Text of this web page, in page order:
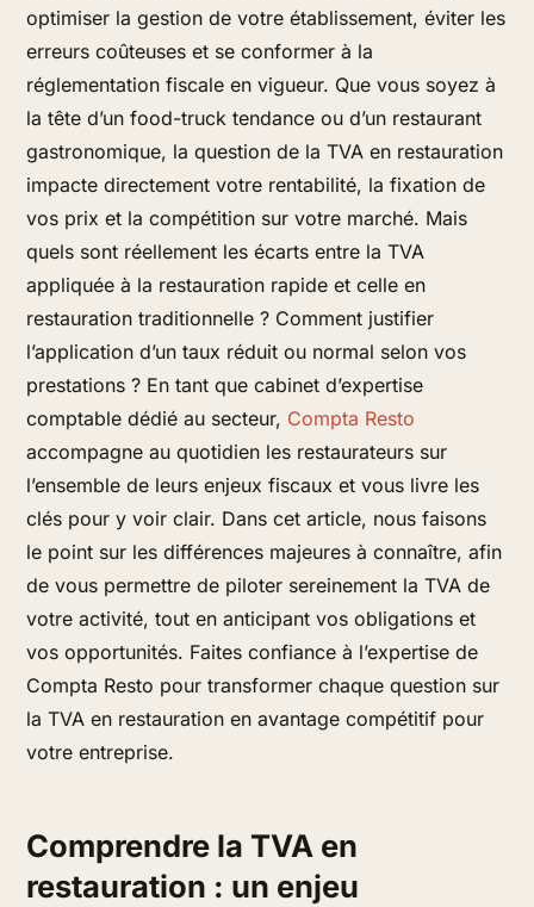
optimiser la gestion de votre établissement, éviter les
erreurs coûteuses et se conformer à la
réglementation fiscale en vigueur. Que vous soyez à
la tête d’un food-truck tendance ou d’un restaurant
gastronomique, la question de la TVA en restauration
impacte directement votre rentabilité, la fixation de
vos prix et la compétition sur votre marché. Mais
quels sont réellement les écarts entre la TVA
appliquée à la restauration rapide et celle en
restauration traditionnelle ? Comment justifier
l’application d’un taux réduit ou normal selon vos
prestations ? En tant que cabinet d’expertise
comptable dédié au secteur, Compta Resto
accompagne au quotidien les restaurateurs sur
l’ensemble de leurs enjeux fiscaux et vous livre les
clés pour y voir clair. Dans cet article, nous faisons
le point sur les différences majeures à connaître, afin
de vous permettre de piloter sereinement la TVA de
votre activité, tout en anticipant vos obligations et
vos opportunités. Faites confiance à l’expertise de
Compta Resto pour transformer chaque question sur
la TVA en restauration en avantage compétitif pour
votre entreprise.
Comprendre la TVA en
restauration : un enjeu